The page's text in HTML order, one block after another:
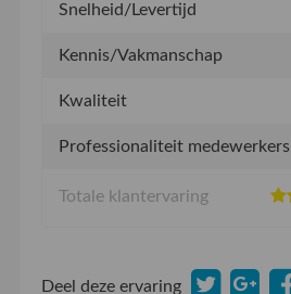
Snelheid/Levertijd
Kennis/Vakmanschap
Kwaliteit
Professionaliteit medewerkers
Totale klantervaring
Deel deze ervaring